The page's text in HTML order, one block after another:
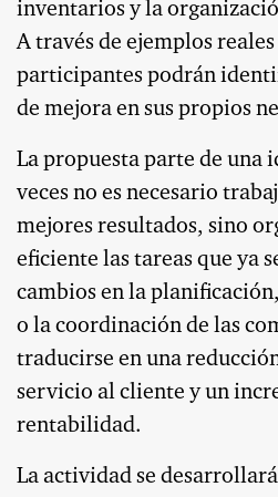
inventarios y la
A través de ejemplos
participantes podrán
de mejora en sus propios
La propuesta parte de una
veces no es necesario
mejores resultados, sino
eficiente las tareas que ya
cambios en la
o la coordinación de las
traducirse en una
servicio al cliente y un
rentabilidad.
La actividad se